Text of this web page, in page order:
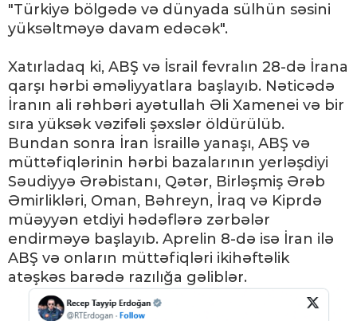
"Türkiyə bölgədə və dünyada sülhün səsini
yüksəltməyə davam edəcək".
Xatırladaq ki, ABŞ və İsrail fevralın 28-də İrana
qarşı hərbi əməliyyatlara başlayıb. Nəticədə
İranın ali rəhbəri ayətullah Əli Xamenei və bir
sıra yüksək vəzifəli şəxslər öldürülüb.
Bundan sonra İran İsraillə yanaşı, ABŞ və
müttəfiqlərinin hərbi bazalarının yerləşdiyi
Səudiyyə Ərəbistanı, Qətər, Birləşmiş Ərəb
Əmirlikləri, Oman, Bəhreyn, İraq və Kiprdə
müəyyən etdiyi hədəflərə zərbələr
endirməyə başlayıb. Aprelin 8-də isə İran ilə
ABŞ və onların müttəfiqləri ikihəftəlik
atəşkəs barədə razılığa gəliblər.